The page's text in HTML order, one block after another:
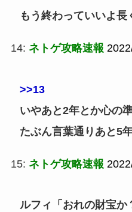
もう終わっていいよ長
14: ネトゲ攻略速報
>>13
いやあと2年とか心の
たぶん言葉通りあと5
15: ネトゲ攻略速報
ルフィ「おれの財宝か